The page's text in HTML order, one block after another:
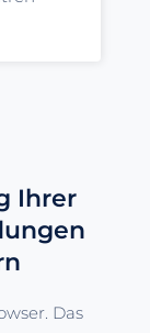
Ihrer
Das